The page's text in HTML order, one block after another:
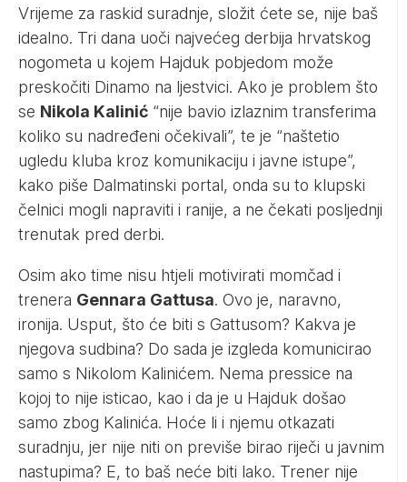
Vrijeme za raskid suradnje, složit ćete se, nije baš
idealno. Tri dana uoči najvećeg derbija hrvatskog
nogometa u kojem Hajduk pobjedom može
preskočiti Dinamo na ljestvici. Ako je problem što
se Nikola Kalinić “nije bavio izlaznim transferima
koliko su nadređeni očekivali”, te je “naštetio
ugledu kluba kroz komunikaciju i javne istupe”,
kako piše Dalmatinski portal, onda su to klupski
čelnici mogli napraviti i ranije, a ne čekati posljednji
trenutak pred derbi.
Osim ako time nisu htjeli motivirati momčad i
trenera Gennara Gattusa. Ovo je, naravno,
ironija. Usput, što će biti s Gattusom? Kakva je
njegova sudbina? Do sada je izgleda komunicirao
samo s Nikolom Kalinićem. Nema pressice na
kojoj to nije isticao, kao i da je u Hajduk došao
samo zbog Kalinića. Hoće li i njemu otkazati
suradnju, jer nije niti on previše birao riječi u javnim
nastupima? E, to baš neće biti lako. Trener nije